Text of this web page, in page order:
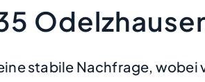
stabile Nachfrage,